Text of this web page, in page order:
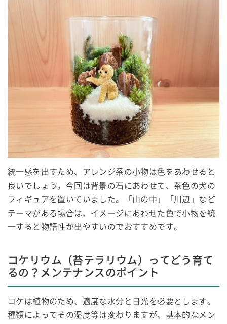
統一感を出すため、アレンジ系の小物は色をあわせると
良いでしょう。今回は背景の石にあわせて、茶色の犬の
フィギュアを置いていました。「山の中」「川辺」など
テーマがある場合は、イメージにあわせた色で小物を統
一すると物語性が出やすいのでおすすめです。
コケリウム（苔テラリウム）ってどう育て
るの？メンテナンスのポイント
コケは植物のため、適度な水分と日光を必要とします。
種類によってその湿度等は変わりますが、基本的なメン